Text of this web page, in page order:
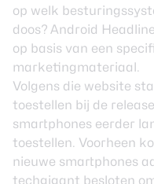
op welk
doos? Android
op basis van een
marketingmateriaal.
Volgens die website
toestellen bij de
smartphones eerder
toestellen. Voorheen
nieuwe smartphones
techgigant besloten